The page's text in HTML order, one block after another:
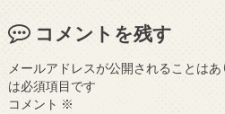
コメントを残す
メールアドレスが公開されることはあ
は必須項目です
コメント ※